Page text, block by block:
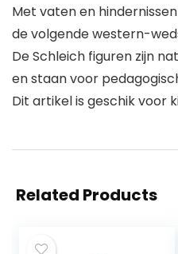
Met vaten en
de volgende western-
De Schleich figuren zijn
en staan voor
Dit artikel is geschik voor
Related Products